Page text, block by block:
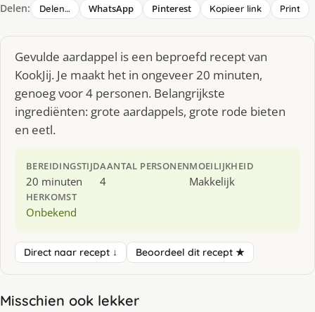
Delen: Delen… WhatsApp Pinterest Kopieer link Print
Gevulde aardappel is een beproefd recept van
KookJij. Je maakt het in ongeveer 20 minuten,
genoeg voor 4 personen. Belangrijkste
ingrediënten: grote aardappels, grote rode bieten
en eetl.
BEREIDINGSTIJD
20 minuten
AANTAL PERSONEN
4
MOEILIJKHEID
Makkelijk
HERKOMST
Onbekend
Direct naar recept ↓ Beoordeel dit recept ★
Misschien ook lekker